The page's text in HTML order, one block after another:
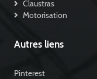
Claustras
Motorisation
Autres liens
Pinterest